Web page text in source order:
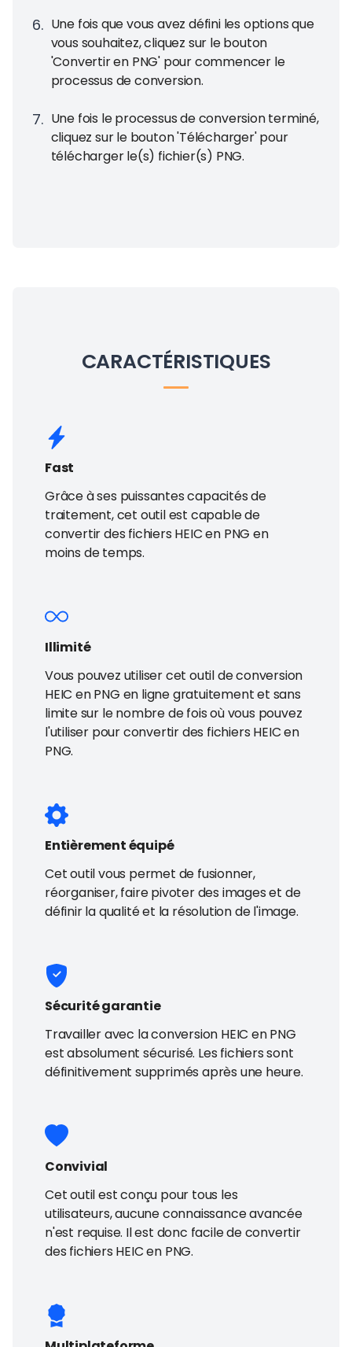
6. Une fois que vous avez défini les options que
vous souhaitez, cliquez sur le bouton
'Convertir en PNG' pour commencer le
processus de conversion.
7. Une fois le processus de conversion terminé,
cliquez sur le bouton 'Télécharger' pour
télécharger le(s) fichier(s) PNG.
CARACTÉRISTIQUES
Fast
Grâce à ses puissantes capacités de
traitement, cet outil est capable de
convertir des fichiers HEIC en PNG en
moins de temps.
Illimité
Vous pouvez utiliser cet outil de conversion
HEIC en PNG en ligne gratuitement et sans
limite sur le nombre de fois où vous pouvez
l'utiliser pour convertir des fichiers HEIC en
PNG.
Entièrement équipé
Cet outil vous permet de fusionner,
réorganiser, faire pivoter des images et de
définir la qualité et la résolution de l'image.
Sécurité garantie
Travailler avec la conversion HEIC en PNG
est absolument sécurisé. Les fichiers sont
définitivement supprimés après une heure.
Convivial
Cet outil est conçu pour tous les
utilisateurs, aucune connaissance avancée
n'est requise. Il est donc facile de convertir
des fichiers HEIC en PNG.